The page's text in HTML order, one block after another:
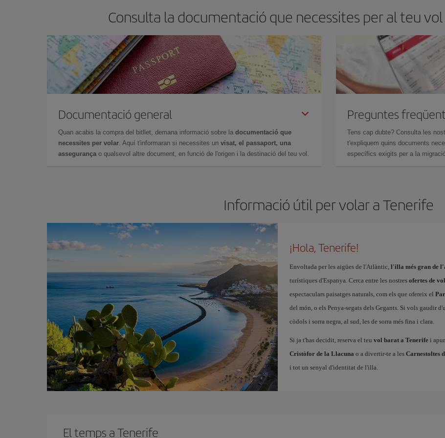
Consulta la documentació que necessites per al teu
Documentació general
Quan acabis la compra del bitllet, demana informació sobre la documentació que
necessites per volar. Aquí t'informaran si necessites un visat, el passaport, una
assegurança o qualsevol altre document, en funció de l'origen i la destinació del teu vol.
Preguntes
Tens cap dubte? Consulta les
t'expliquem quins documents
específics exigits per a la
Informació útil per volar a Tenerife
¡Hola, Tenerife!
Envoltada per les aigües de l'Atlàntic, l'illa més gran de
turístiques d'Espanya. Cerca entre les nostres ofertes de
espectaculars paisatges naturals, com els que ofereix el
del món, o els Penya-segats dels Gegants. Si vols gaudir
còdols i sorra negra, al sud, les de sorra més fina i clara.
Si ja t'has decidit, reserva el teu vol barat a Tenerifei
Cristòfor de la Llacuna o a divertir-te a les Carnestoltes
i tot un senyal d'identitat de l'illa.
El temps a Tenerife